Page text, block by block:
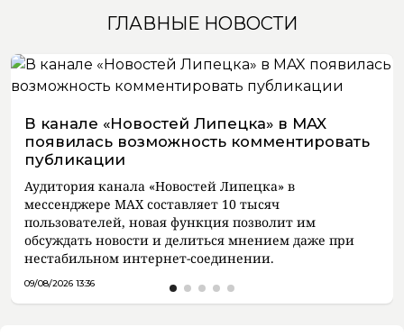
ГЛАВНЫЕ НОВОСТИ
В канале «Новостей Липецка» в MAX
появилась возможность комментировать
публикации
Аудитория канала «Новостей Липецка» в
мессенджере MAX составляет 10 тысяч
пользователей, новая функция позволит им
обсуждать новости и делиться мнением даже при
нестабильном интернет-соединении.
09/08/2026 13:36